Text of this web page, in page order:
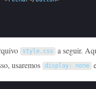
style. css a seguir.
usaremos
display: none